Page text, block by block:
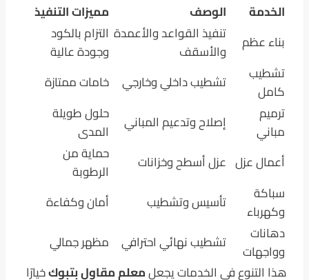
الخدمة
الوصف
مميزات التنفيذ
بناء عظم
تنفيذ القواعد والأعمدة
والأسقف
التزام بالكود
وجودة عالية
تشطيب
كامل
تشطيب داخلي وخارجي خامات ممتازة
ترميم
مباني
إصلاح وتدعيم المباني
حلول طويلة
المدى
أعمال عزل عزل أسطح وخزانات
حماية من
الرطوبة
سباكة
وكهرباء
تأسيس وتشطيب
أمان وكفاءة
دهانات
وواجهات
تشطيب نهائي احترافي مظهر جمالي
هذا التنوع في الخدمات يجعلمعلم مقاول بتبوكخيارًا